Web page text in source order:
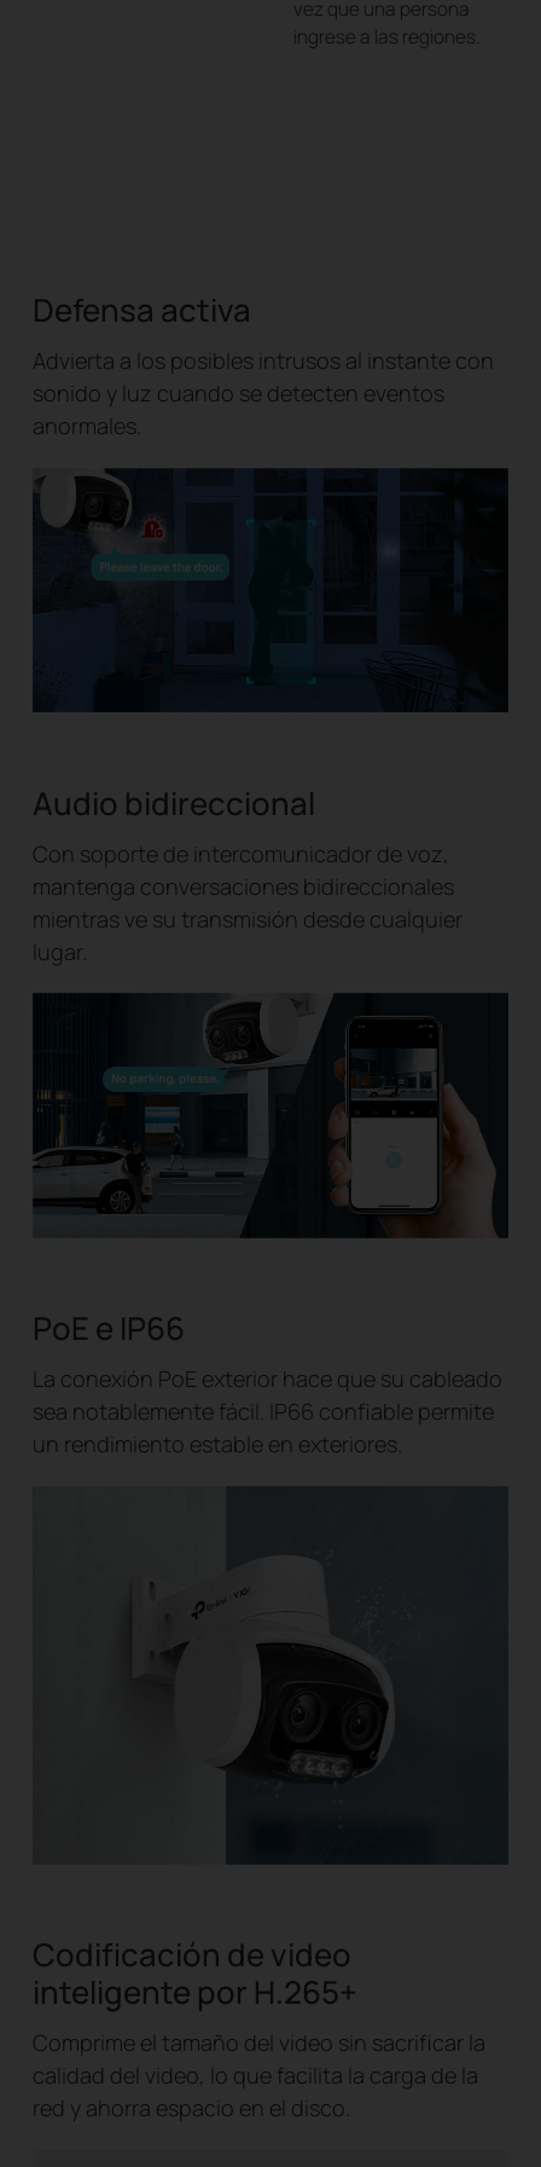
vez que una persona
ingrese a las regiones.
Defensa activa
Advierta a los posibles intrusos al instante con
sonido y luz cuando se detecten eventos
anormales.
Audio bidireccional
Con soporte de intercomunicador de voz,
mantenga conversaciones bidireccionales
mientras ve su transmisión desde cualquier
lugar.
PoE e IP66
La conexión PoE exterior hace que su cableado
sea notablemente fácil. IP66 confiable permite
un rendimiento estable en exteriores.
Codificación de video
inteligente por H.265+
Comprime el tamaño del video sin sacrificar la
calidad del video, lo que facilita la carga de la
red y ahorra espacio en el disco.